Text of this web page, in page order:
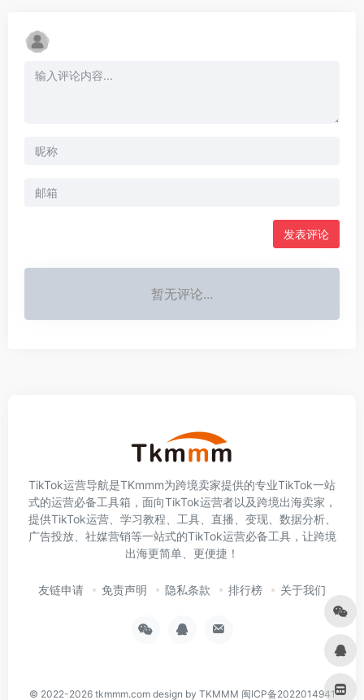
发表评论
暂无评论...
TikTok运营导航是TKmmm为跨境卖家提供的专业TikTok一站
式的运营必备工具箱，面向TikTok运营者以及跨境出海卖家，
提供TikTok运营、学习教程、工具、直播、变现、数据分析、
广告投放、社媒营销等一站式的TikTok运营必备工具，让跨境
出海更简单、更便捷！
友链申请 免责声明 隐私条款 排行榜 关于我们
© 2022-2026 tkmmm.comdesign by TKMMM 闽ICP备2022014941